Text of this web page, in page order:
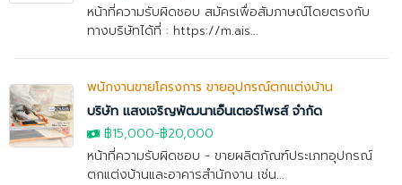
หน้าที่ความรับผิดชอบ สมัครเพื่อสัมภาษณ์โดยตรงกับ
ทางบริษัทได้ที่ : https://m.ais...
พนักงานขายโครงการ ขายอุปกรณ์ตกแต่งบ้าน
บริษัท แสงเจริญพัฒนาเอ็นเตอร์ไพรส์ จำกัด
฿15,000-฿20,000
หน้าที่ความรับผิดชอบ - ขายผลิตภัณฑ์ประเภทอุปกรณ์
ตกแต่งบ้านและอาคารสำนักงาน เช่น...